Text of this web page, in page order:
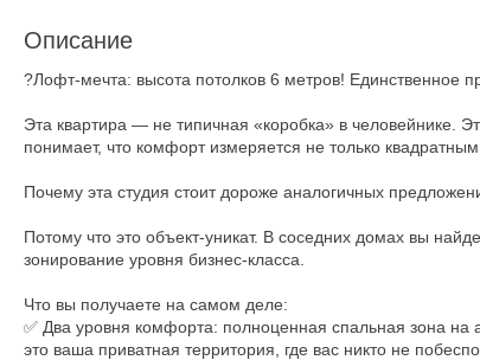
Описание
?Лофт-мечта: высота потолков 6 метров! Единственное
Эта квартира — не типичная «коробка» в человейнике.
понимает, что комфорт измеряется не только
Почему эта студия стоит дороже аналогичных
Потому что это объект-уникат. В соседних домах вы
зонирование уровня бизнес-класса.
Что вы получаете на самом деле:
✅ Два уровня комфорта: полноценная спальная зона на
это ваша приватная территория, где вас никто не